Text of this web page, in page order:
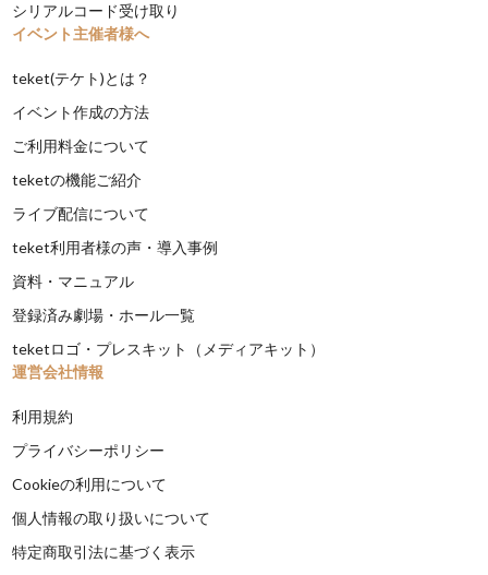
シリアルコード受け取り
イベント主催者様へ
teket(テケト)とは？
イベント作成の方法
ご利用料金について
teketの機能ご紹介
ライブ配信について
teket利用者様の声・導入事例
資料・マニュアル
登録済み劇場・ホール一覧
teketロゴ・プレスキット（メディアキット）
運営会社情報
利用規約
プライバシーポリシー
Cookieの利用について
個人情報の取り扱いについて
特定商取引法に基づく表示